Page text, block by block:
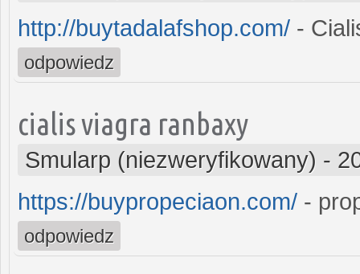
http://buytadalafshop.com/ -
odpowiedz
cialis viagra ranbaxy
Smularp (niezweryfikowany) -
https://buypropeciaon.com/ -
odpowiedz